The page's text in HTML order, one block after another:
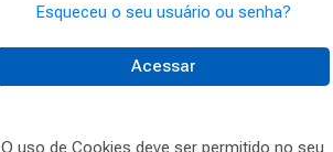
Esqueceu o seu usuário ou senha?
Acessar
O uso de Cookies deve ser permitido no seu